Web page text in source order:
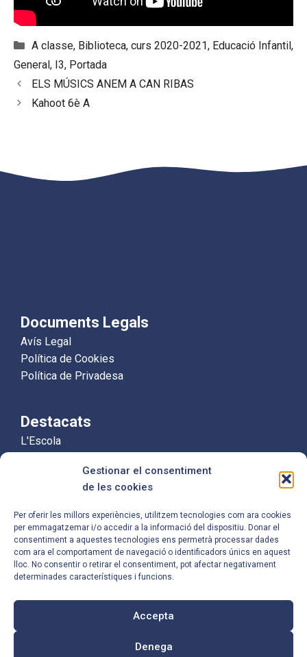
Gestionar el consentiment
de les cookies
Per oferir les millors experiències, utilitzem tecnologies com ara cookies
per emmagatzemar i/o accedir a la informació del dispositiu. Donar el
consentiment a aquestes tecnologies ens permetrà processar dades
com ara el comportament de navegació o identificadors únics en aquest
lloc. No consentir o retirar el consentiment, pot afectar negativament
determinades característiques i funcions.
Accepta
Denega
Categories
A classe, Biblioteca, curs 2020-2021, Educació Infantil,
General, I3, Portada
ELS MÚSICS ANEM A CAN RIBAS
Kahoot 6è A
Documents Legals
Avís Legal
Política de Cookies
Política de Privadesa
Destacats
L'Escola
Educació Primària
Contacte
Carrer de Mossèn Camil Rosell, 96,
08921 Santa Coloma de Gramenet,